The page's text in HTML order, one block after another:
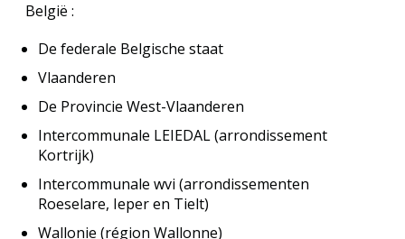
België :
De federale Belgische staat
Vlaanderen
De Provincie West-Vlaanderen
Intercommunale LEIEDAL (arrondissement
Kortrijk)
Intercommunale wvi (arrondissementen
Roeselare, Ieper en Tielt)
Wallonie (région Wallonne)